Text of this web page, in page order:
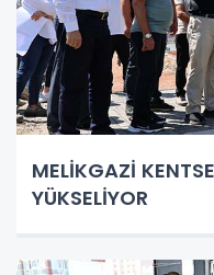
MELİKGAZİ
YÜKSELİYOR